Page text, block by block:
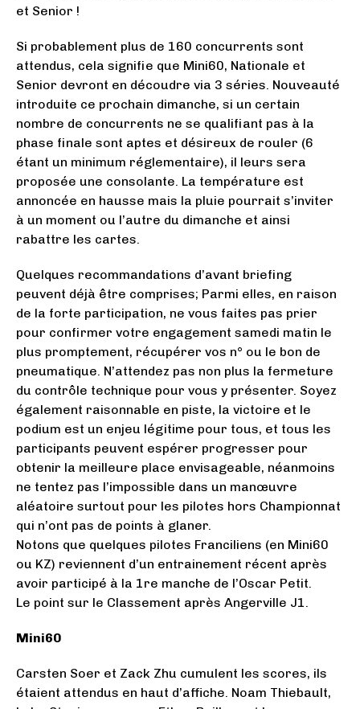
et Senior !
Si probablement plus de 160 concurrents sont
attendus, cela signifie que Mini60, Nationale et
Senior devront en découdre via 3 séries. Nouveauté
introduite ce prochain dimanche, si un certain
nombre de concurrents ne se qualifiant pas à la
phase finale sont aptes et désireux de rouler (6
étant un minimum réglementaire), il leurs sera
proposée une consolante. La température est
annoncée en hausse mais la pluie pourrait s’inviter
à un moment ou l’autre du dimanche et ainsi
rabattre les cartes.
Quelques recommandations d’avant briefing
peuvent déjà être comprises; Parmi elles, en raison
de la forte participation, ne vous faites pas prier
pour confirmer votre engagement samedi matin le
plus promptement, récupérer vos n° ou le bon de
pneumatique. N’attendez pas non plus la fermeture
du contrôle technique pour vous y présenter. Soyez
également raisonnable en piste, la victoire et le
podium est un enjeu légitime pour tous, et tous les
participants peuvent espérer progresser pour
obtenir la meilleure place envisageable, néanmoins
ne tentez pas l’impossible dans un manœuvre
aléatoire surtout pour les pilotes hors Championnat
qui n’ont pas de points à glaner.
Notons que quelques pilotes Franciliens (en Mini60
ou KZ) reviennent d’un entrainement récent après
avoir participé à la 1re manche de l’Oscar Petit.
Le point sur le Classement après Angerville J1.
Mini60
Carsten Soer et Zack Zhu cumulent les scores, ils
étaient attendus en haut d’affiche. Noam Thiebault,